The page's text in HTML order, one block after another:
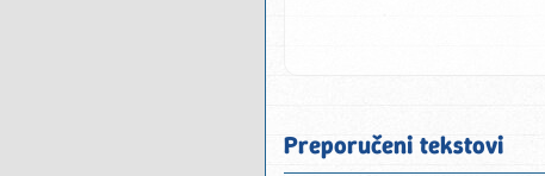
Preporučeni tekstovi